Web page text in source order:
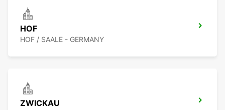
HOF
HOF / SAALE - GERMANY
ZWICKAU